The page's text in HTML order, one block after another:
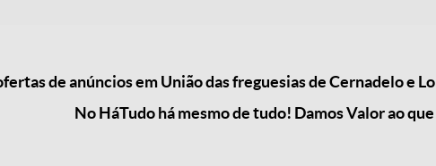
de anúncios em União das freguesias de Cernadelo e
No HáTudo há mesmo de tudo! Damos Valor ao